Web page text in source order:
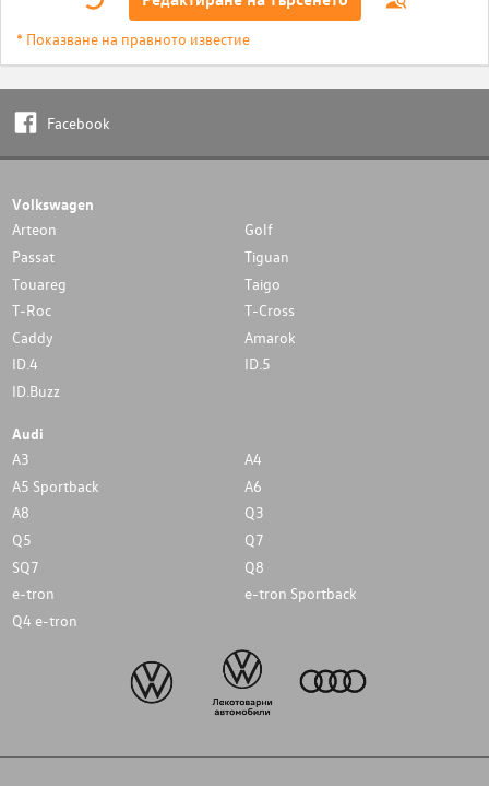
* Показване на правното известие
Facebook
Volkswagen
Arteon
Golf
Passat
Tiguan
Touareg
Taigo
T-Roc
T-Cross
Caddy
Amarok
ID.4
ID.5
ID.Buzz
Audi
A3
A4
A5 Sportback
A6
A8
Q3
Q5
Q7
SQ7
Q8
e-tron
e-tron Sportback
Q4 e-tron